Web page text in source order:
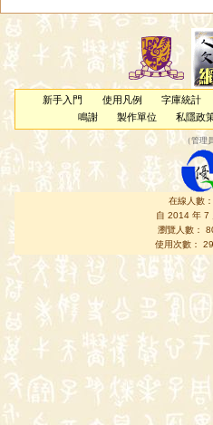
新手入門 使用凡例 字庫統計
鳴謝
製作單位 私隱政
（管理
在線人數
自 2014 年 7
瀏覽人數：
使用次數：